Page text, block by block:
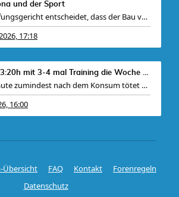
und der Sport
US Berufungsgericht entscheidet, dass der Bau von
17:18
Re: Sub 3:20h mit 3-4 mal Training die Woche machb
Ich vermute zumindest nach dem Konsum tötet der A
16:00
Übersicht FAQ Kontakt
Forenregeln
Datenschutz